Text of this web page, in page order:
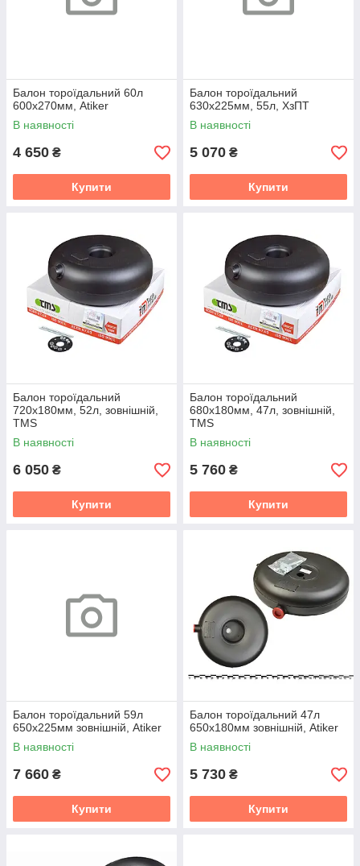
Балон тороїдальний 60л
600х270мм, Atiker
В наявності
4 650 ₴
Купити
Балон тороїдальний
630х225мм, 55л, ХзПТ
В наявності
5 070 ₴
Купити
Балон тороїдальний
720х180мм, 52л, зовнішній,
TMS
В наявності
6 050 ₴
Купити
Балон тороїдальний
680х180мм, 47л, зовнішній,
TMS
В наявності
5 760 ₴
Купити
Балон тороїдальний 59л
650х225мм зовнішній, Atiker
В наявності
7 660 ₴
Купити
Балон тороїдальний 47л
650х180мм зовнішній, Atiker
В наявності
5 730 ₴
Купити